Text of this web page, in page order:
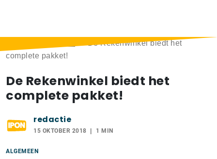
De Rekenwinkel biedt het
complete pakket!
De Rekenwinkel biedt het
complete pakket!
redactie
15 OKTOBER 2018 1 MIN
ALGEMEEN